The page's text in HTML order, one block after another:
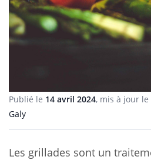
Publié le 14 avril 2024, mis à jour le
Galy
Les grillades sont un